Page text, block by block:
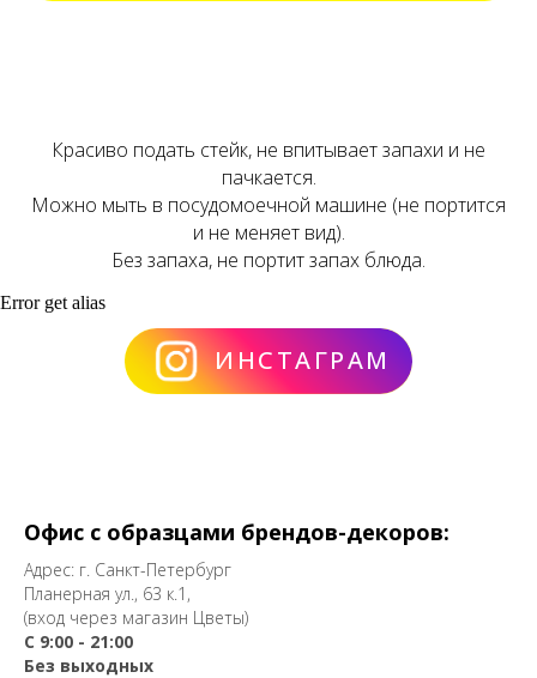
Красиво подать стейк, не впитывает запахи и не
пачкается.
Можно мыть в посудомоечной машине (не портится
и не меняет вид).
Без запаха, не портит запах блюда.
Error get alias
ИНСТАГРАМ
Офис с образцами брендов-декоров:
Адрес: г. Санкт-Петербург
Планерная ул., 63 к.1,
(вход через магазин Цветы)
С 9:00 - 21:00
Без выходных